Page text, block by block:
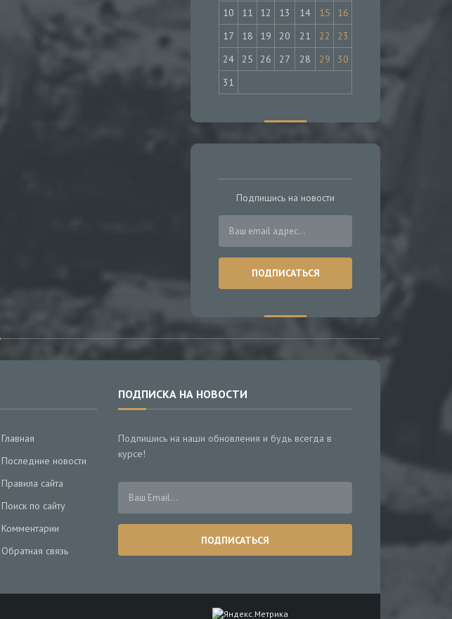
10
11 12 13 14 15
16
17
18 19 20 21 22
23
24
25 26 27 28 29
30
31
Подпишись на новости
Главная
Последние новости
Правила сайта
Поиск по сайту
Комментарии
Обратная связь
ПОДПИСКА НА НОВОСТИ
Подпишись на наши обновления и будь всегда в
курсе!